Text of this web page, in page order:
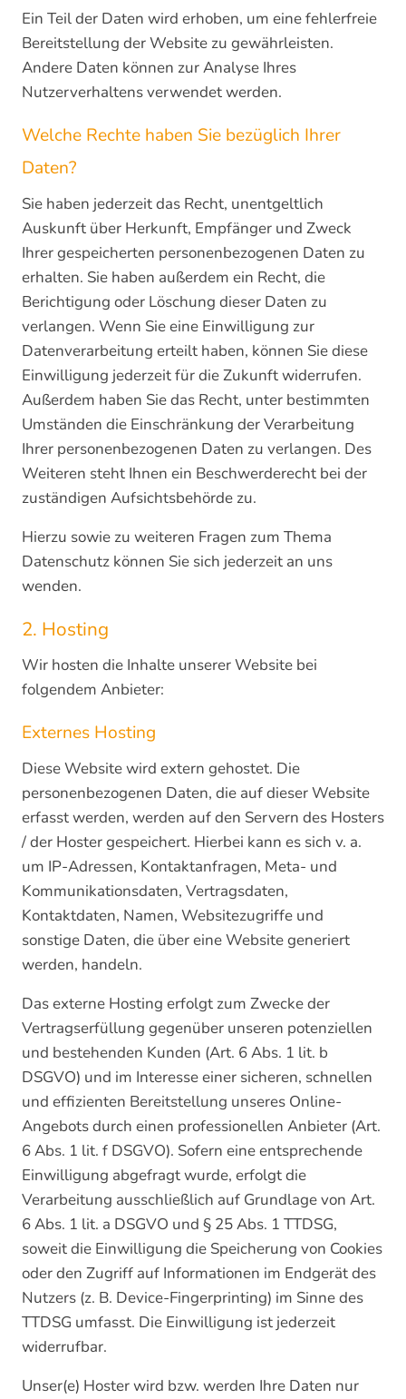
Ein Teil der Daten wird erhoben, um eine fehlerfreie
Bereitstellung der Website zu gewährleisten.
Andere Daten können zur Analyse Ihres
Nutzerverhaltens verwendet werden.
Welche Rechte haben Sie bezüglich Ihrer
Daten?
Sie haben jederzeit das Recht, unentgeltlich
Auskunft über Herkunft, Empfänger und Zweck
Ihrer gespeicherten personenbezogenen Daten zu
erhalten. Sie haben außerdem ein Recht, die
Berichtigung oder Löschung dieser Daten zu
verlangen. Wenn Sie eine Einwilligung zur
Datenverarbeitung erteilt haben, können Sie diese
Einwilligung jederzeit für die Zukunft widerrufen.
Außerdem haben Sie das Recht, unter bestimmten
Umständen die Einschränkung der Verarbeitung
Ihrer personenbezogenen Daten zu verlangen. Des
Weiteren steht Ihnen ein Beschwerderecht bei der
zuständigen Aufsichtsbehörde zu.
Hierzu sowie zu weiteren Fragen zum Thema
Datenschutz können Sie sich jederzeit an uns
wenden.
2. Hosting
Wir hosten die Inhalte unserer Website bei
folgendem Anbieter:
Externes Hosting
Diese Website wird extern gehostet. Die
personenbezogenen Daten, die auf dieser Website
erfasst werden, werden auf den Servern des Hosters
/ der Hoster gespeichert. Hierbei kann es sich v. a.
um IP-Adressen, Kontaktanfragen, Meta- und
Kommunikationsdaten, Vertragsdaten,
Kontaktdaten, Namen, Websitezugriffe und
sonstige Daten, die über eine Website generiert
werden, handeln.
Das externe Hosting erfolgt zum Zwecke der
Vertragserfüllung gegenüber unseren potenziellen
und bestehenden Kunden (Art. 6 Abs. 1 lit. b
DSGVO) und im Interesse einer sicheren, schnellen
und effizienten Bereitstellung unseres Online-
Angebots durch einen professionellen Anbieter (Art.
6 Abs. 1 lit. f DSGVO). Sofern eine entsprechende
Einwilligung abgefragt wurde, erfolgt die
Verarbeitung ausschließlich auf Grundlage von Art.
6 Abs. 1 lit. a DSGVO und § 25 Abs. 1 TTDSG,
soweit die Einwilligung die Speicherung von Cookies
oder den Zugriff auf Informationen im Endgerät des
Nutzers (z. B. Device-Fingerprinting) im Sinne des
TTDSG umfasst. Die Einwilligung ist jederzeit
widerrufbar.
Unser(e) Hoster wird bzw. werden Ihre Daten nur